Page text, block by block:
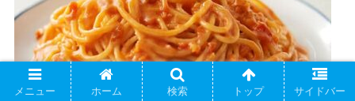
メニュー ホーム 検索 トップ サイドバー